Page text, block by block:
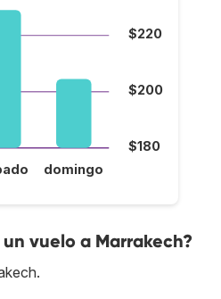
$180
$200
$220
domingo
vuelo a Marrakech?